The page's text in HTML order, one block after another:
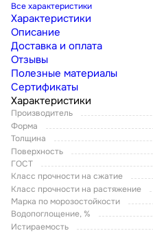
Все характеристики
Характеристики
Описание
Доставка и оплата
Отзывы
Полезные материалы
Сертификаты
Характеристики
Производитель
Форма
Толщина
Поверхность
ГОСТ
Класс прочности на сжатие
Класс прочности на растяжение
Марка по морозостойкости
Водопоглощение, %
Истираемость